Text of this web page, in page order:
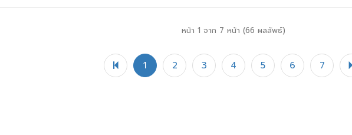
หน้า 1 จาก 7 หน้า (66 ผลลัพธ์)
Previous
1 2 3 4 5 6 7